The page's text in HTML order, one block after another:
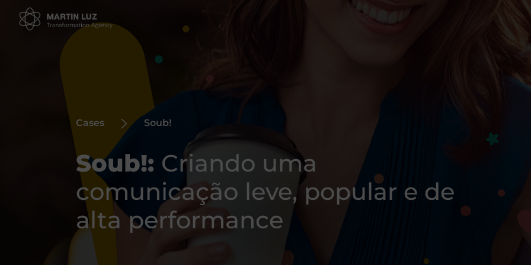
Cases Soub!
Soub!: Criando uma
comunicação leve, popular e de
alta performance